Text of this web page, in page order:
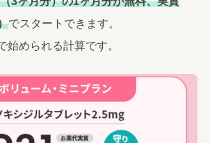
でスタートできます。
始められる計算です。